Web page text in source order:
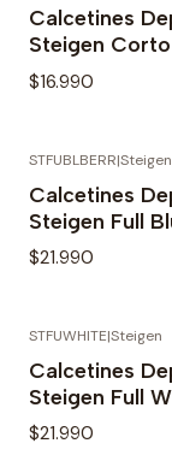
Calcetines
Steigen
$16.990
STFUBLBERR|Steigen
Calcetines
Steigen Full
$21.990
STFUWHITE|Steigen
Calcetines
Steigen Full
$21.990